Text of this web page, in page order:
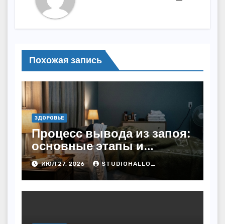
Похожая запись
ЗДОРОВЬЕ
Процесс вывода из запоя:
основные этапы и
методы
ИЮЛ 27, 2026 STUDIOHALLO_